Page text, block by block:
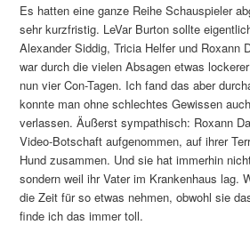
Es hatten eine ganze Reihe Schauspieler
sehr kurzfristig. LeVar Burton sollte
Alexander Siddig, Tricia Helfer und Roxann
war durch die vielen Absagen etwas
nun vier Con-Tagen. Ich fand das aber
konnte man ohne schlechtes Gewissen
verlassen. Äußerst sympathisch: Roxann
Video-Botschaft aufgenommen, auf ihrer
Hund zusammen. Und sie hat immerhin
sondern weil ihr Vater im Krankenhaus lag.
die Zeit für so etwas nehmen, obwohl sie
finde ich das immer toll.